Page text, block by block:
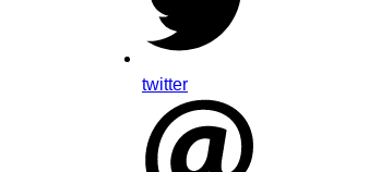
twitter